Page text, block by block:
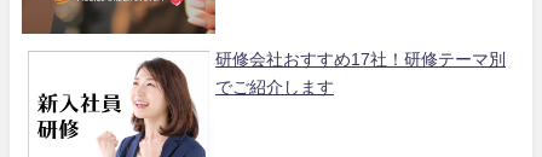
研修会社おすすめ17社！研修テーマ別
でご紹介します